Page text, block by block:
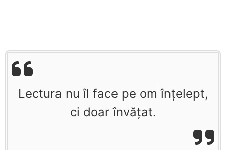
Lectura nu îl face pe om înţelept,
ci doar învăţat.